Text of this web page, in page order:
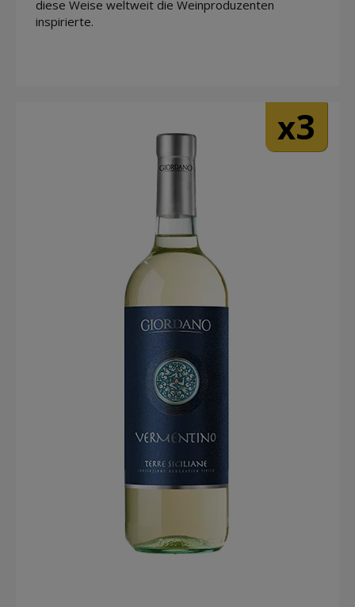
diese Weise weltweit die Weinproduzenten
inspirierte.
x3